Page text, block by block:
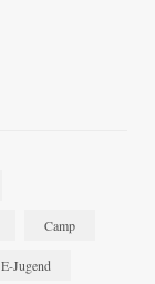
Camp
E-Jugend